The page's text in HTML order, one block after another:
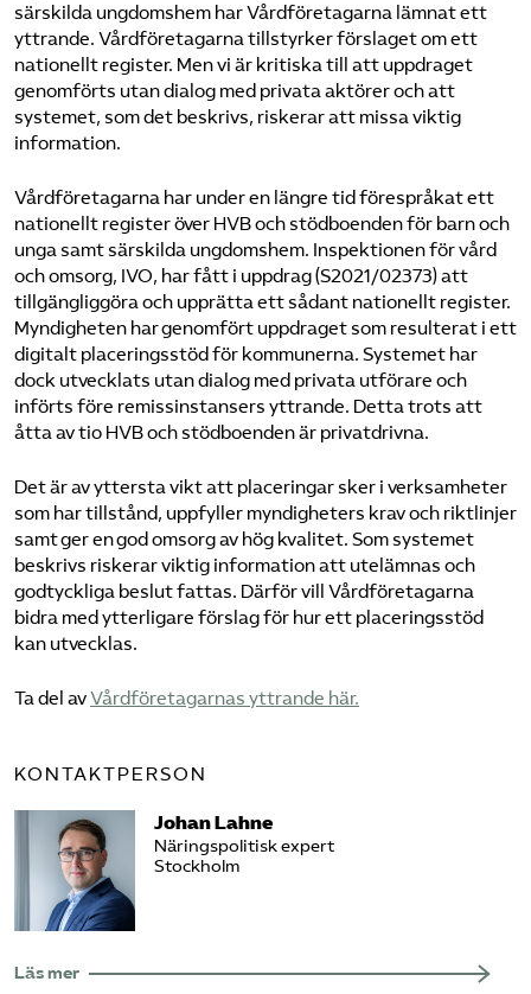
särskilda ungdomshem har Vårdföretagarna lämnat ett
yttrande. Vårdföretagarna tillstyrker förslaget om ett
nationellt register. Men vi är kritiska till att uppdraget
genomförts utan dialog med privata aktörer och att
systemet, som det beskrivs, riskerar att missa viktig
information.
Vårdföretagarna har under en längre tid förespråkat ett
nationellt register över HVB och stödboenden för barn och
unga samt särskilda ungdomshem. Inspektionen för vård
och omsorg, IVO, har fått i uppdrag (S2021/02373) att
tillgängliggöra och upprätta ett sådant nationellt register.
Myndigheten har genomfört uppdraget som resulterat i ett
digitalt placeringsstöd för kommunerna. Systemet har
dock utvecklats utan dialog med privata utförare och
införts före remissinstansers yttrande. Detta trots att
åtta av tio HVB och stödboenden är privatdrivna.
Det är av yttersta vikt att placeringar sker i verksamheter
som har tillstånd, uppfyller myndigheters krav och riktlinjer
samt ger en god omsorg av hög kvalitet. Som systemet
beskrivs riskerar viktig information att utelämnas och
godtyckliga beslut fattas. Därför vill Vårdföretagarna
bidra med ytterligare förslag för hur ett placeringsstöd
kan utvecklas.
Ta del avVårdföretagarnas yttrande här.
KONTAKTPERSON
Johan Lahne
Näringspolitisk expert
Stockholm
Läs mer